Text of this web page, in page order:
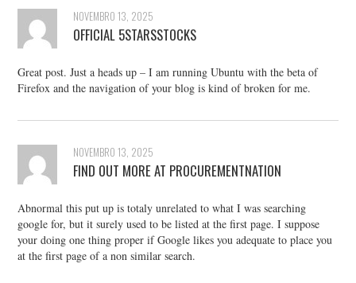
NOVEMBRO 13, 2025
OFFICIAL 5STARSSTOCKS
Great post. Just a heads up – I am running Ubuntu with the beta of
Firefox and the navigation of your blog is kind of broken for me.
NOVEMBRO 13, 2025
FIND OUT MORE AT PROCUREMENTNATION
Abnormal this put up is totaly unrelated to what I was searching
google for, but it surely used to be listed at the first page. I suppose
your doing one thing proper if Google likes you adequate to place you
at the first page of a non similar search.